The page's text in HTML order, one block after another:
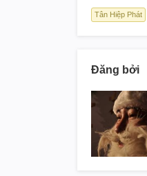
Tân Hiệp Phát
Đăng bởi